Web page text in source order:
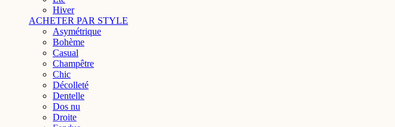
Hiver
ACHETER PAR STYLE
Asymétrique
Bohème
Casual
Champêtre
Chic
Décolleté
Dentelle
Dos nu
Droite